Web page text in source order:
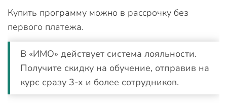
Купить программу можно в рассрочку без
первого платежа.
В «ИМО» действует система лояльности.
Получите скидку на обучение, отправив на
курс сразу 3-х и более сотрудников.